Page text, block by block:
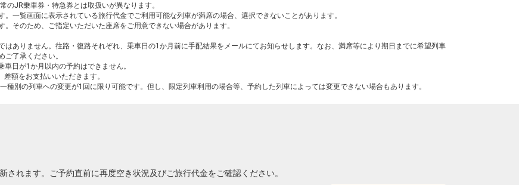
のJR乗車券・特急券とは取扱いが異なります。
一覧画面に表示されている旅行代金でご利用可能な列車が満席の場合、選択できないことがあります。
そのため、ご指定いただいた座席をご用意できない場合があります。
はありません。往路・復路それぞれ、乗車日の1か月前に手配結果をメールにてお知らせします。なお、満席等により期日までに希望列車
了承ください。
日が1か月以内の予約はできません。
額をお支払いいただきます。
種別の列車への変更が1回に限り可能です。但し、限定列車利用の場合等、予約した列車によっては変更できない場合もあります。
れます。ご予約直前に再度空き状況及びご旅行代金をご確認ください。